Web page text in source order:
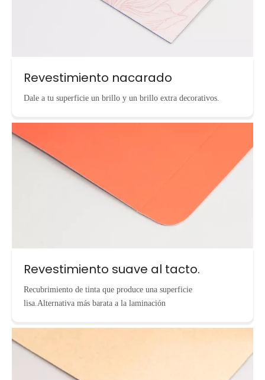
Revestimiento nacarado
Dale a tu superficie un brillo y un brillo extra decorativos.
Revestimiento suave al tacto.
Recubrimiento de tinta que produce una superficie
lisa.Alternativa más barata a la laminación